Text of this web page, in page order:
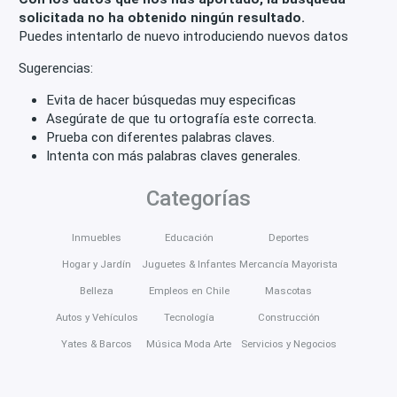
solicitada no ha obtenido ningún resultado.
Puedes intentarlo de nuevo introduciendo nuevos datos
Sugerencias:
Evita de hacer búsquedas muy especificas
Asegúrate de que tu ortografía este correcta.
Prueba con diferentes palabras claves.
Intenta con más palabras claves generales.
Categorías
Inmuebles
Hogar y Jardín
Belleza
Autos y Vehículos
Yates & Barcos
Educación
Juguetes & Infantes
Empleos en Chile
Tecnología
Música Moda Arte
Deportes
Mercancía Mayorista
Mascotas
Construcción
Servicios y Negocios
Áreas comunes Walk-in closet Quincho
Lobby Planta Eléctrica Jacuzzi Bar
Baño visitas
Comedor de diario
Aire acondicionado Calefacción Conserjería
Acceso para discapacitados
Ventana doble vidrio Fácil acceso
Escaleras de emergencia
Ventiladores de techo